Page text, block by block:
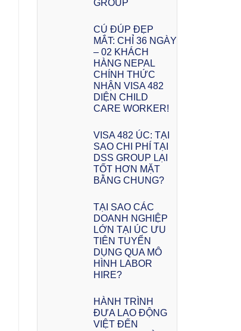
GROUP
CÚ ĐÚP ĐẸP
MẮT: CHỈ 36 NGÀY
– 02 KHÁCH
HÀNG NEPAL
CHÍNH THỨC
NHẬN VISA 482
DIỆN CHILD
CARE WORKER!
VISA 482 ÚC: TẠI
SAO CHI PHÍ TẠI
DSS GROUP LẠI
TỐT HƠN MẶT
BẰNG CHUNG?
TẠI SAO CÁC
DOANH NGHIỆP
LỚN TẠI ÚC ƯU
TIÊN TUYỂN
DỤNG QUA MÔ
HÌNH LABOR
HIRE?
HÀNH TRÌNH
ĐƯA LAO ĐỘNG
VIỆT ĐẾN